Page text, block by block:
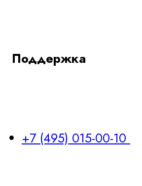
Поддержка
+7 (495) 015-00-10